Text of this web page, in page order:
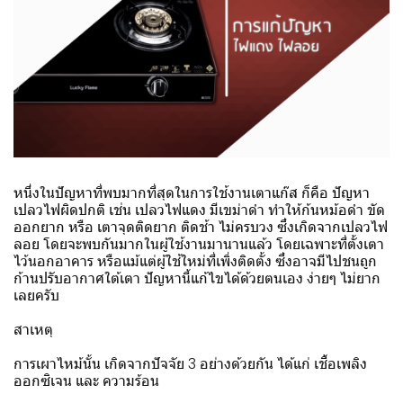
หนึ่งในปัญหาที่พบมากที่สุดในการใช้งานเตาแก๊ส ก็คือ ปัญหา
เปลวไฟผิดปกติ เช่น เปลวไฟแดง มีเขม่าดำ ทำให้ก้นหม้อดำ ขัด
ออกยาก หรือ เตาจุดติดยาก ติดช้า ไม่ครบวง ซึ่งเกิดจากเปลวไฟ
ลอย โดยจะพบกันมากในผู้ใช้งานมานานแล้ว โดยเฉพาะที่ตั้งเตา
ไว้นอกอาคาร หรือแม้แต่ผู้ใช้ใหม่ที่เพิ่งติดตั้ง ซึ่งอาจมีไปชนถูก
ก้านปรับอากาศใต้เตา ปัญหานี้แก้ไขได้ด้วยตนเอง ง่ายๆ ไม่ยาก
เลยครับ
สาเหตุ
การเผาไหม้นั้น เกิดจากปัจจัย 3 อย่างด้วยกัน ได้แก่ เชื้อเพลิง
ออกซิเจน และ ความร้อน